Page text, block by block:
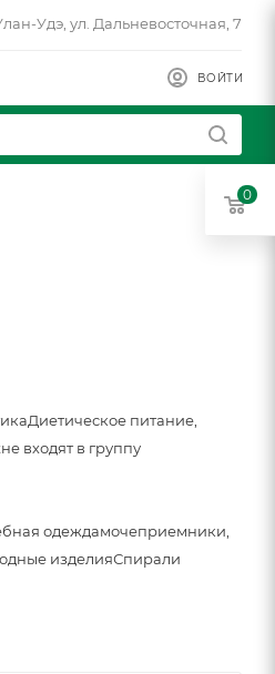
Удэ, ул. Дальневосточная, 7
ВОЙТИ
Диетическое питание,
не входят в группу
одеждамочеприемники,
изделияСпирали
0